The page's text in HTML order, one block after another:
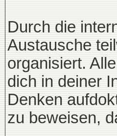
Durch die
Austausche
organisiert.
dich in deiner
Denken
zu beweisen,